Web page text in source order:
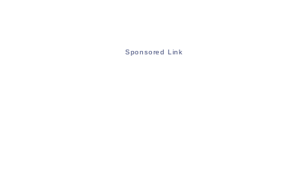
Sponsored Link